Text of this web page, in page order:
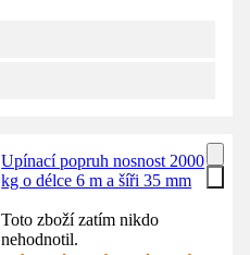
Upínací popruh nosnost 2000
kg o délce 6 m a šíři 35 mm
Toto zboží zatím nikdo
nehodnotil.